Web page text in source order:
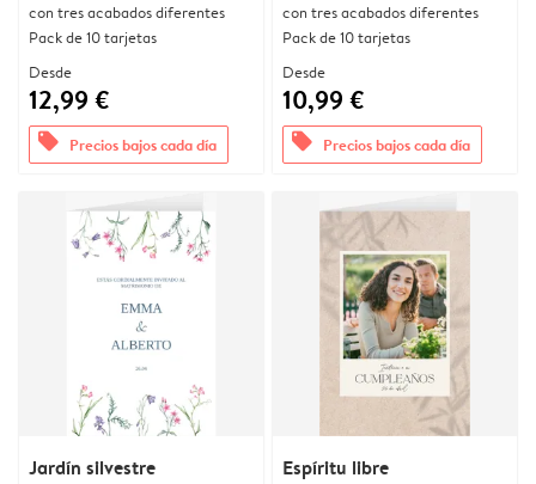
con tres acabados diferentes
Pack de 10 tarjetas
Desde
12,99 €
offers Precios bajos cada día
con tres acabados diferentes
Pack de 10 tarjetas
Desde
10,99 €
offers Precios bajos cada día
Jardín silvestre Espíritu libre